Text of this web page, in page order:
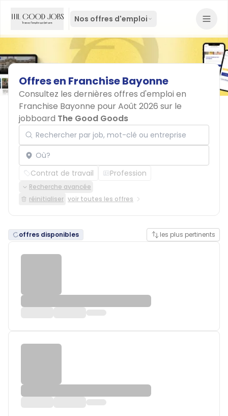
Nos offres d'emploi
Offresen FranchiseBayonne
Consultez les dernières offres d'emploi en
Franchise Bayonne pour Août 2026 sur le
jobboard The Good Goods
Rechercher par job, mot-clé ou entreprise
Localisation
Contrat de travail Profession
Recherche avancée
réinitialiser voir toutes les offres
offres disponibles les plus pertinents